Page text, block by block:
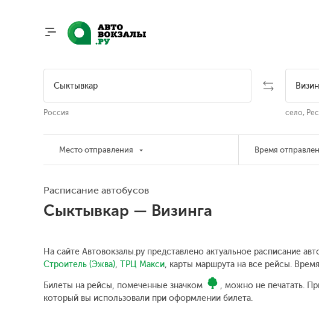
Россия село,
Место отправления Время
Расписание автобусов
Сыктывкар — Визинга
На сайте Автовокзалы.ру представлено актуальное расписание
Строитель (Эжва), ТРЦ Макси, карты маршрута на все рейсы.
Билеты на рейсы, помеченные значком
, можно не печатать.
который вы использовали при оформлении билета.